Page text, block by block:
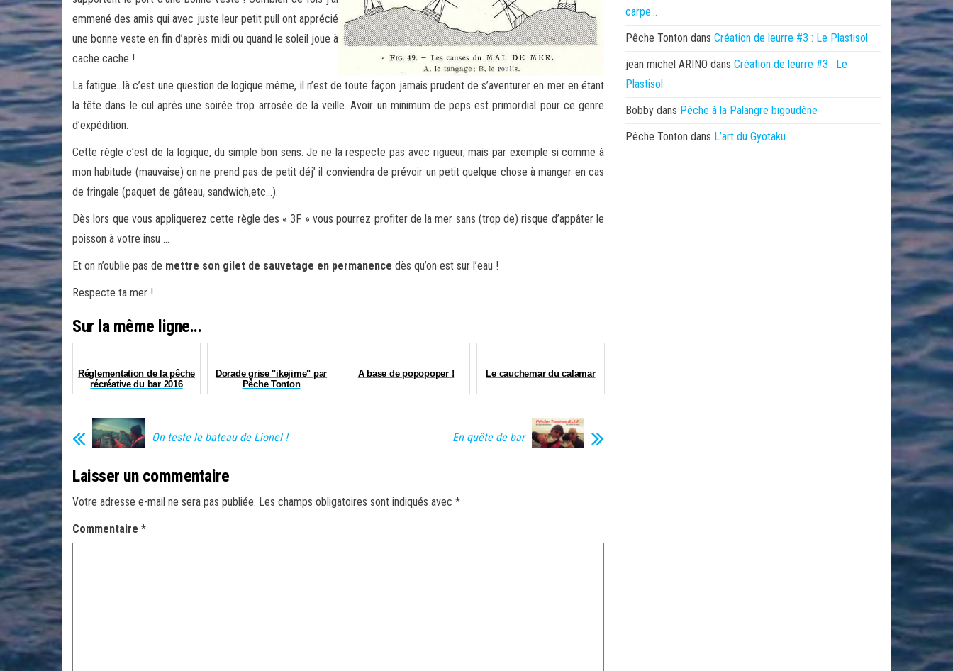
emmené des amis qui avec juste leur petit pull ont apprécié
une bonne veste en fin d’après midi ou quand le soleil joue à
cache cache !
La fatigue…là c’est une question de logique même, il n’est de toute façon jamais prudent de s’aventurer en mer en étant
la tête dans le cul après une soirée trop arrosée de la veille. Avoir un minimum de peps est primordial pour ce genre
d’expédition.
Cette règle c’est de la logique, du simple bon sens. Je ne la respecte pas avec rigueur, mais par exemple si comme à
mon habitude (mauvaise) on ne prend pas de petit déj’ il conviendra de prévoir un petit quelque chose à manger en cas
de fringale (paquet de gâteau, sandwich,etc…).
Dès lors que vous appliquerez cette règle des « 3F » vous pourrez profiter de la mer sans (trop de) risque d’appâter le
poisson à votre insu …
Et on n’oublie pas de mettre son gilet de sauvetage en permanence dès qu’on est sur l’eau !
Respecte ta mer !
Sur la même ligne...
Réglementation de la pêche
récréative du bar 2016
Dorade grise "ikejime" par
Pêche Tonton
A base de popopoper ! Le cauchemar du calamar
On teste le bateau de Lionel ! En quête de bar
Laisser un commentaire
Votre adresse e-mail ne sera pas publiée. Les champs obligatoires sont indiqués avec *
Commentaire *
carpe…
Pêche Tonton dans Création de leurre #3 : Le Plastisol
jean michel ARINO dans Création de leurre #3 : Le
Plastisol
Bobby dans Pêche à la Palangre bigoudène
Pêche Tonton dans L’art du Gyotaku